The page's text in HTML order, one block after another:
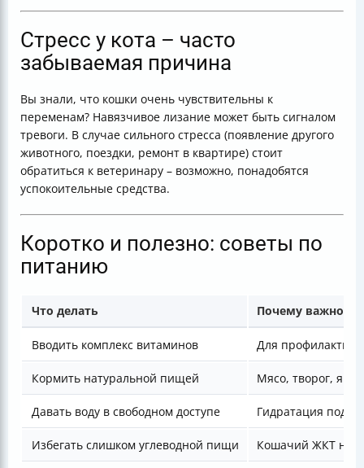
Стресс у кота – часто
забываемая причина
Вы знали, что кошки очень чувствительны к
переменам? Навязчивое лизание может быть сигналом
тревоги. В случае сильного стресса (появление другого
животного, поездки, ремонт в квартире) стоит
обратиться к ветеринару – возможно, понадобятся
успокоительные средства.
Коротко и полезно: советы по
питанию
Что делать Почему важно
Вводить комплекс витаминов Для
Кормить натуральной пищей Мясо, творог,
Давать воду в свободном доступе Гидратация
Избегать слишком углеводной пищи Кошачий ЖКТ не